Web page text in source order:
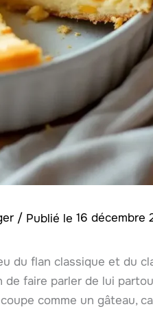
/ 16 décembre
du flan classique et du
de faire parler de lui
comme un gâteau,